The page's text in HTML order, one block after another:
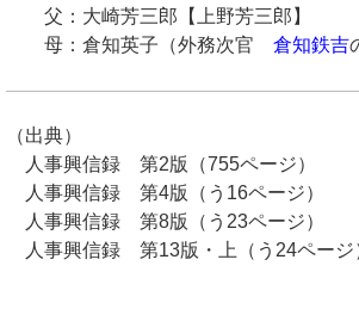
父：大崎芳三郎【上野芳三郎】
母：倉知英子（外務次官 倉知鉄吉
（出典）
人事興信録 第2版（755ページ）
人事興信録 第4版（う16ページ）
人事興信録 第8版（う23ページ）
人事興信録 第13版・上（う24ページ